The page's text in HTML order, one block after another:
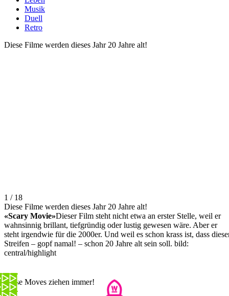
Musik
Duell
Retro
Diese Filme werden dieses Jahr 20 Jahre alt!
1 / 18
Diese Filme werden dieses Jahr 20 Jahre alt!
«Scary Movie»Dieser Film steht nicht etwa an erster Stelle, weil er
wahnsinnig brillant, tiefgründig oder lustig gewesen wäre. Aber er
steht irgendwie für die 2000er. Und weil es schon krass ist, dass
Streifen – gopf namal! – schon 20 Jahre alt sein soll. bild:
central/highlight
Diese Moves ziehen immer!